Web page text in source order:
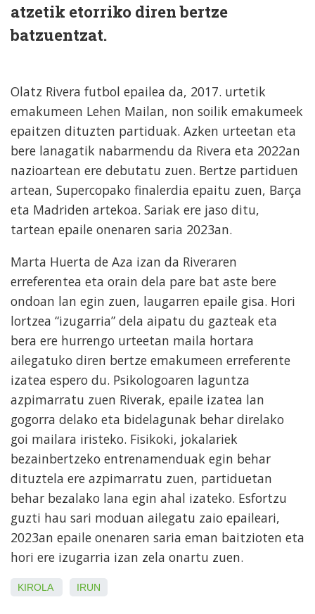
atzetik etorriko diren bertze
batzuentzat.
Olatz Rivera futbol epailea da, 2017. urtetik
emakumeen Lehen Mailan, non soilik emakumeek
epaitzen dituzten partiduak. Azken urteetan eta
bere lanagatik nabarmendu da Rivera eta 2022an
nazioartean ere debutatu zuen. Bertze partiduen
artean, Supercopako finalerdia epaitu zuen, Barça
eta Madriden artekoa. Sariak ere jaso ditu,
tartean epaile onenaren saria 2023an.
Marta Huerta de Aza izan da Riveraren
erreferentea eta orain dela pare bat aste bere
ondoan lan egin zuen, laugarren epaile gisa. Hori
lortzea “izugarria” dela aipatu du gazteak eta
bera ere hurrengo urteetan maila hortara
ailegatuko diren bertze emakumeen erreferente
izatea espero du. Psikologoaren laguntza
azpimarratu zuen Riverak, epaile izatea lan
gogorra delako eta bidelagunak behar direlako
goi mailara iristeko. Fisikoki, jokalariek
bezainbertzeko entrenamenduak egin behar
dituztela ere azpimarratu zuen, partiduetan
behar bezalako lana egin ahal izateko. Esfortzu
guzti hau sari moduan ailegatu zaio epaileari,
2023an epaile onenaren saria eman baitzioten eta
hori ere izugarria izan zela onartu zuen.
KIROLA IRUN